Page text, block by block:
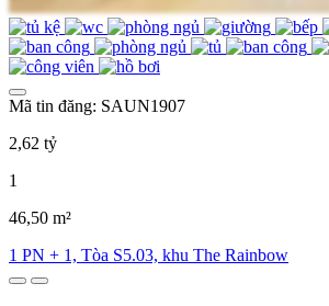
Mã tin đăng: SAUN1907
2,62 tỷ
1
46,50 m²
1 PN + 1, Tòa S5.03, khu The Rainbow